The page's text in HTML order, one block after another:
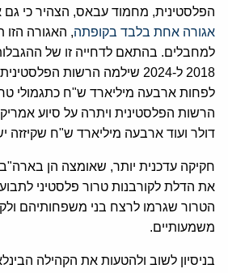
הפלסטינית, מחמוד עבאס, הצהיר כי
אגורה אחת בלבד בקופתה, האגורה
למחבלים. בהתאם לדחייה זו של
2018 ל-2024 שילמה הרשות
לפחות ארבעה מיליארד ש"ח כתגמולי
דולר ועוד ארבעה מיליארד ש"ח שקיזזה
חקיקה עדכנית יותר, שאומצה הן
את הדלת לקורבנות טרור פלסטיני
הטרור שגרמו לרצח בני משפחותיהם
משמעותיים.
בניסיון לשוב ולהטעות את הקהילה